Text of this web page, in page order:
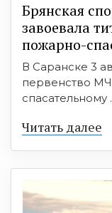
Брянская
завоевала
пожарно-
В Саранске 3
первенство
спасательному
Читать далее